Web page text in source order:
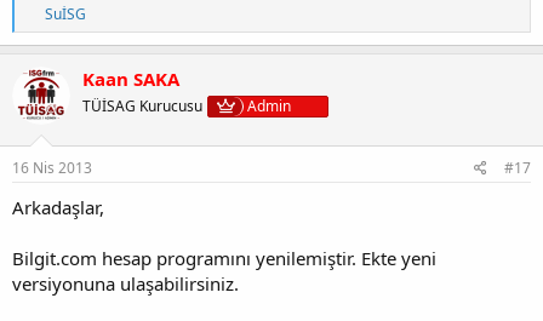
T
e
p
k
i
l
r
:
SuİSG
Kaan SAKA
TÜİSAG Kurucusu Admin
16 Nis 2013 #17
Arkadaşlar,
Bilgit.com hesap programını yenilemiştir. Ekte yeni
versiyonuna ulaşabilirsiniz.